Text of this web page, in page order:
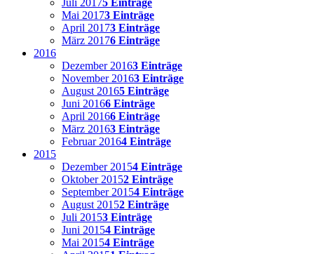
Juli 20175 Einträge
Mai 20173 Einträge
April 20173 Einträge
März 20176 Einträge
2016
Dezember 20163 Einträge
November 20163 Einträge
August 20165 Einträge
Juni 20166 Einträge
April 20166 Einträge
März 20163 Einträge
Februar 20164 Einträge
2015
Dezember 20154 Einträge
Oktober 20152 Einträge
September 20154 Einträge
August 20152 Einträge
Juli 20153 Einträge
Juni 20154 Einträge
Mai 20154 Einträge